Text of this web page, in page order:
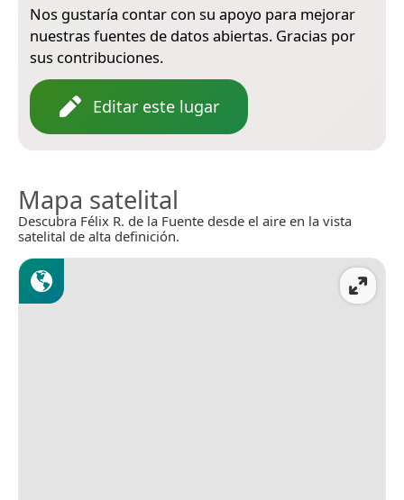
Nos gustaría contar con su apoyo para mejorar
nuestras fuentes de datos abiertas. Gracias por
sus contribuciones.
Editar este lugar
Mapa satelital
Descubra Félix R. de la Fuente desde el aire en la vista
satelital de alta definición.